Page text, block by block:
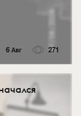
6 Авг 271